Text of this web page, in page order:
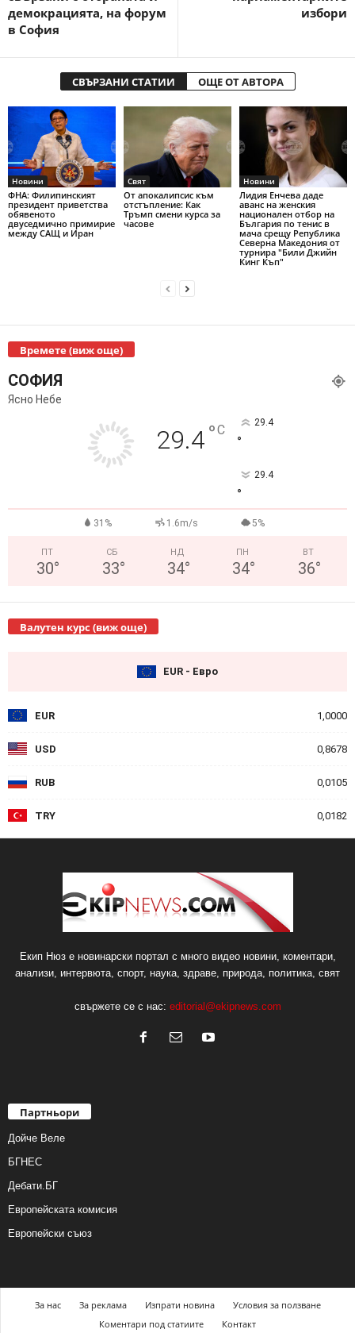
демокрацията, на форум
в София
избори
СВЪРЗАНИ СТАТИИ ОЩЕ ОТ АВТОРА
Новини
ФНА: Филипинският
президент приветства
обявеното
двуседмично примирие
между САЩ и Иран
Свят
От апокалипсис към
отстъпление: Как
Тръмп смени курса за
часове
Новини
Лидия Енчева даде
аванс на женския
национален отбор на
България по тенис в
мача срещу Република
Северна Македония от
турнира "Били Джийн
Кинг Къп"
Времете (виж още)
СОФИЯ
Ясно Небе
29.4°C 29.4
°
29.4
°
31% 1.6m/s 5%
ПТ
30°
СБ
33°
НД
34°
ПН
34°
ВТ
36°
Валутен курс (виж още)
EUR - Евро
EUR 1,0000
USD 0,8678
RUB 0,0105
TRY 0,0182
Екип Нюз е новинарски портал с много видео новини, коментари,
анализи, интервюта, спорт, наука, здраве, природа, политика, свят
свържете се с нас: editorial@ekipnews.com
Партньори
Дойче Веле
БГНЕС
Дебати.БГ
Европейската комисия
Европейски съюз
За нас За реклама Изпрати новина
Условия за ползване
Коментари под статиите
Контакт